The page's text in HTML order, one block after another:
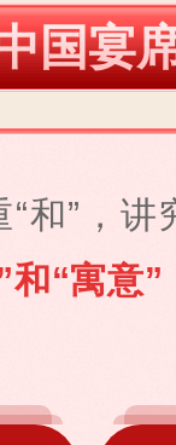
国宴
和”，讲
和“寓意”